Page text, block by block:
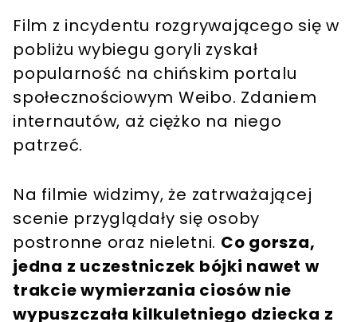
Film z incydentu rozgrywającego się w
pobliżu wybiegu goryli zyskał
popularność na chińskim portalu
społecznościowym Weibo. Zdaniem
internautów, aż ciężko na niego
patrzeć.
Na filmie widzimy, że zatrważającej
scenie przyglądały się osoby
postronne oraz nieletni. Co gorsza,
jedna z uczestniczek bójki nawet w
trakcie wymierzania ciosów nie
wypuszczała kilkuletniego dziecka z